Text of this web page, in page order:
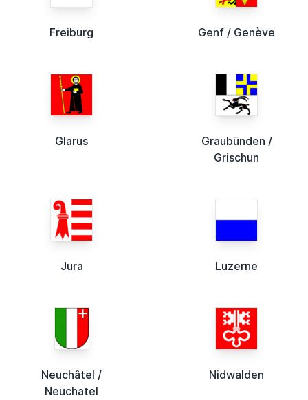
Freiburg Genf / Genève
Glarus
Graubünden /
Grischun
Jura Luzerne
Neuchâtel /
Neuchatel
Nidwalden